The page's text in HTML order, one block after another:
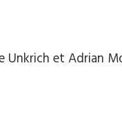
Unkrich et Adrian